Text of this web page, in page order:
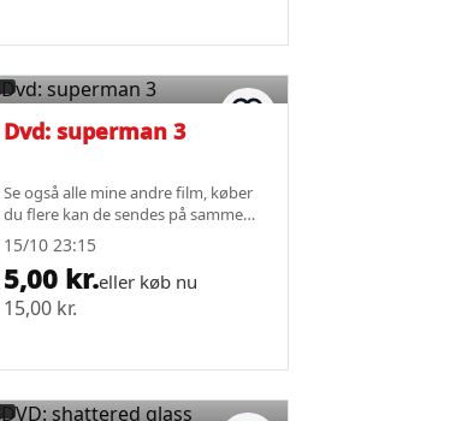
Dvd: superman 3
Se også alle mine andre film, køber
du flere kan de sendes på samme
fragt.
15/10 23:15
5,00 kr.eller køb nu
15,00 kr.